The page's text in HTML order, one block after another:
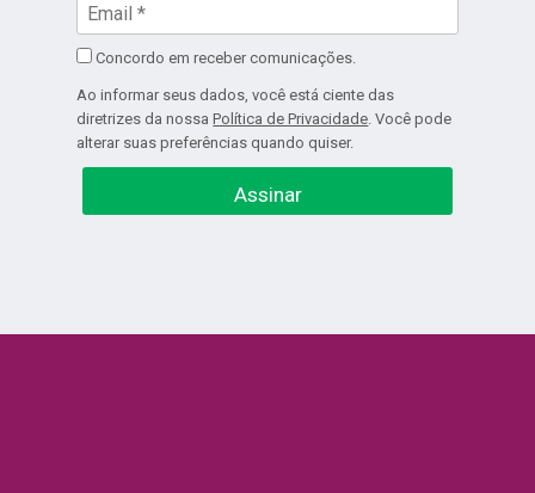
Concordo em receber comunicações.
Ao informar seus dados, você está ciente das
diretrizes da nossaPolítica de Privacidade . Você pode
alterar suas preferências quando quiser.
Assinar